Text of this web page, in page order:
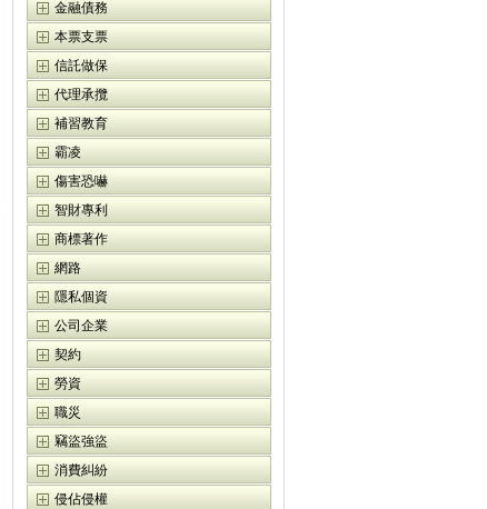
金融債務
本票支票
信託做保
代理承攬
補習教育
霸凌
傷害恐嚇
智財專利
商標著作
網路
隱私個資
公司企業
契約
勞資
職災
竊盜強盜
消費糾紛
侵佔侵權